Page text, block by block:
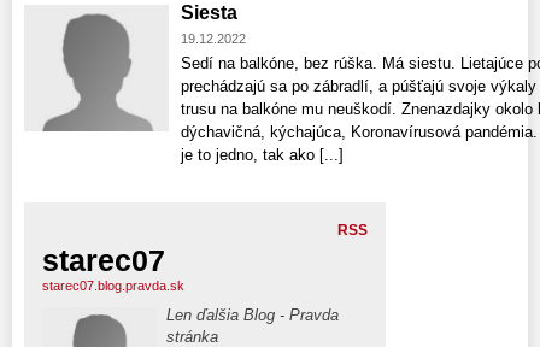
Siesta
19.12.2022
Sedí na balkóne, bez rúška. Má siestu. Lietajúce
prechádzajú sa po zábradlí, a púšťajú svoje
trusu na balkóne mu neuškodí. Znenazdajky
dýchavičná, kýchajúca, Koronavírusová
je to jedno, tak ako [...]
RSS
starec07
starec07.blog.pravda.sk
Len ďalšia Blog - Pravda
stránka